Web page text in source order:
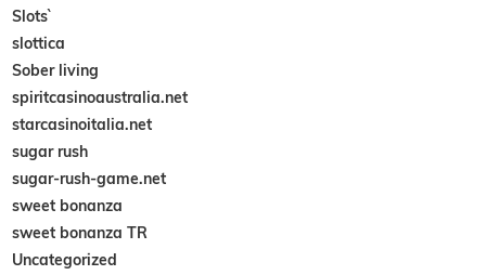
Slots`
slottica
Sober living
spiritcasinoaustralia.net
starcasinoitalia.net
sugar rush
sugar-rush-game.net
sweet bonanza
sweet bonanza TR
Uncategorized